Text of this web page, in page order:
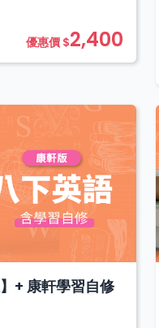
優惠價 $2,400
+ 康軒學習自修